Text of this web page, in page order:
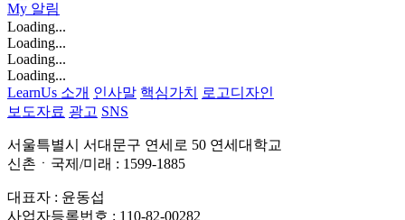
My 알림
Loading...
Loading...
Loading...
Loading...
LearnUs 소개 인사말 핵심가치
로고디자인
보도자료 광고 SNS
서울특별시 서대문구 연세로 50 연세대학교
신촌ㆍ국제/미래 : 1599-1885
대표자 : 윤동섭
사업자등록번호 : 110-82-00282